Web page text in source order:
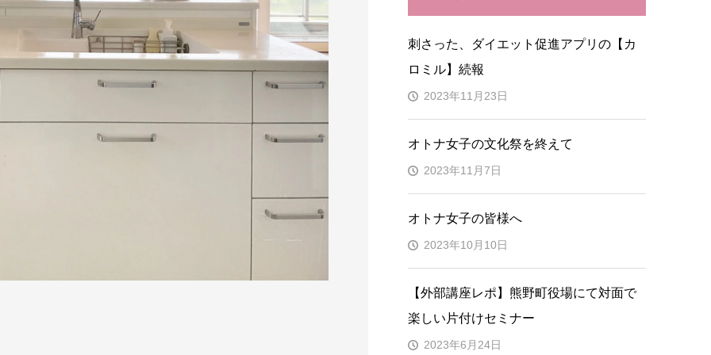
刺さった、ダイエット促進アプリの【カ
ロミル】続報
2023年11月23日
オトナ女子の文化祭を終えて
2023年11月7日
オトナ女子の皆様へ
2023年10月10日
【外部講座レポ】熊野町役場にて対面で
楽しい片付けセミナー
2023年6月24日